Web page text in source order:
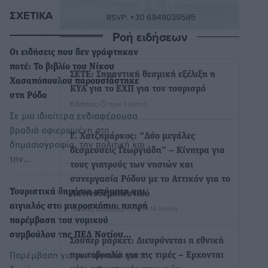
ΣΧΕΤΙΚΆ
Οι ειδήσεις που δεν γράφτηκαν
ποτέ: Το βιβλίο του Νίκου
Χασαπόπουλου παρουσιάστηκε
στη Ρόδο
Σε μια ιδιαίτερα ενδιαφέρουσα
βραδιά αφιερωμένη στη
δημοσιογραφία, την πολιτική και
την…
Τουριστικά δημόσια κτήματα και
αιγιαλός στο μικροσκόπιο: ηχηρή
παρέμβαση του νομικού
συμβούλου της ΠΕΔ Νοτίου…
Παρέμβαση για τον αιγιαλό και τη
Ροή ειδήσεων
ΣΕΤΕ: Σημαντική θεσμική εξέλιξη η
ΚΥΑ για το ΕΧΠ για τον τουρισμό
Ειδήσεις πριν 1 λεπτό
Γ. Χατζημάρκος: “Δύο μεγάλες
δεσμεύσεις Γεωργιάδη” – Κίνητρα για
τους γιατρούς των νησιών και
συνεργασία Ρόδου με το Αττικόν για το
Ακτινοθεραπευτικό
Τοπικές Ειδήσεις• πριν 14 λεπτά
Σούπερ μάρκετ: Διευρύνεται η εθνική
πρωτοβουλία για τις τιμές – Eρχονται